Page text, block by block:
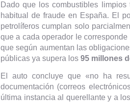
Dado que los combustibles
habitual de fraude en España. El
petrolíferos cumplan solo
que a cada operador le
que según aumentan las
públicas ya supera los 95 millones
El auto concluye que «no ha
documentación (correos
última instancia al querellante y a